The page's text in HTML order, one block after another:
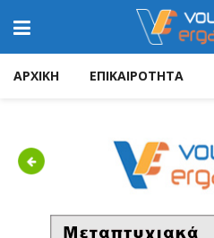
ΑΡΧΙΚΗ ΕΠΙΚΑΙΡΟΤΗΤΑ
Previous